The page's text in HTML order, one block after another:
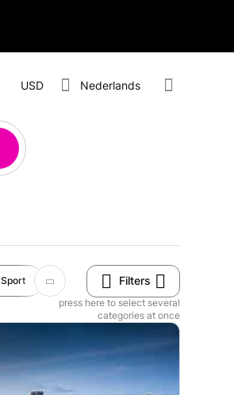
USD Nederlands
Sport Kunst en cultuur
Filters
press here to select several
categories at once